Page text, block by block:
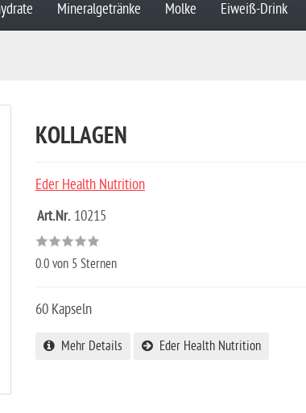
Mineralgetränke Molke Eiweiß-Drink
KOLLAGEN
Eder Health Nutrition
Art.Nr. 10215
0.0 von 5 Sternen
60 Kapseln
Mehr Details Eder Health Nutrition